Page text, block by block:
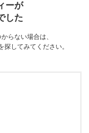
ーが
した
らない場合は、
探してみてください。